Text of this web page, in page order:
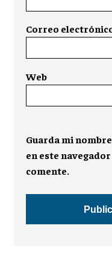
Correo
Web
Guarda mi
en este
comente.